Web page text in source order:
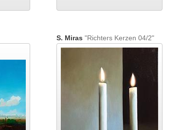
S. Miras "Richters Kerzen 04/2"